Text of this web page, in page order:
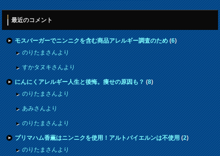
最近のコメント
モスバーガーでニンニクを含む商品アレルギー調査のため(6)
のりたまさんより
すかタヌキさんより
にんにくアレルギー人生と後悔。痩せの原因も？(8)
のりたまさんより
あみさんより
のりたまさんより
プリマハム香薫はニンニクを使用！アルトバイエルンは不使用(2)
のりたまさんより